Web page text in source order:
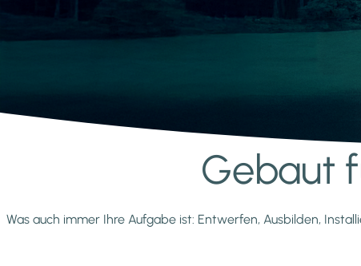
Gebaut
Was auch immer Ihre Aufgabe ist: Entwerfen, Ausbilden,